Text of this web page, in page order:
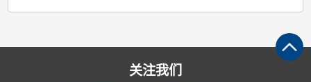
关注我们